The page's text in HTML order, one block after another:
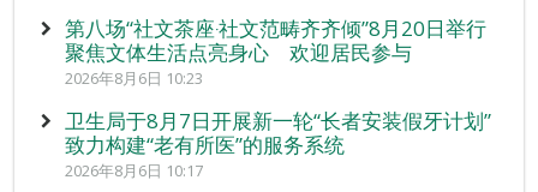
第八场“社文茶座‧社文范畴齐齐倾”8月20日举行
聚焦文体生活点亮身心 欢迎居民参与
2026年8月6日 10:23
卫生局于8月7日开展新一轮“长者安装假牙计划”
致力构建“老有所医”的服务系统
2026年8月6日 10:17